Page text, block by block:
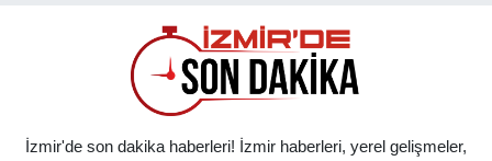
İzmir'de son dakika haberleri! İzmir haberleri, yerel gelişmeler,